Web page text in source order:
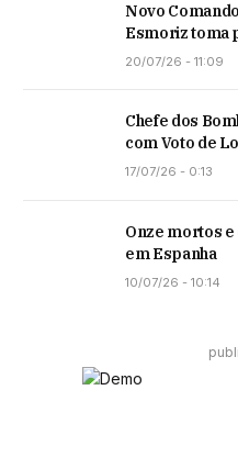
Novo
Esmoriz toma
20/07/26 - 11:09
Chefe dos
com Voto de
17/07/26 - 0:13
Onze mortos
em Espanha
10/07/26 - 10:14